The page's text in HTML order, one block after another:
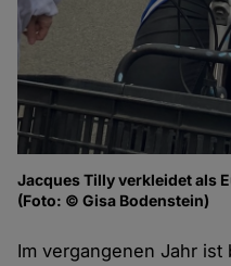
Jacques Tilly verkleidet als
(Foto: © Gisa Bodenstein)
Im vergangenen Jahr